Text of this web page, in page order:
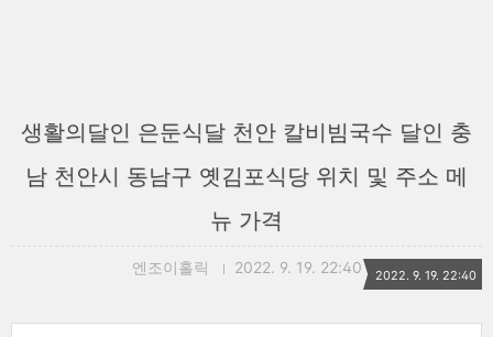
생활의달인 은둔식달 천안 칼비빔국수 달인 충
남 천안시 동남구 옛김포식당 위치 및 주소 메
뉴 가격
엔조이홀릭 2022. 9. 19. 22:40 2022. 9. 19. 22:40